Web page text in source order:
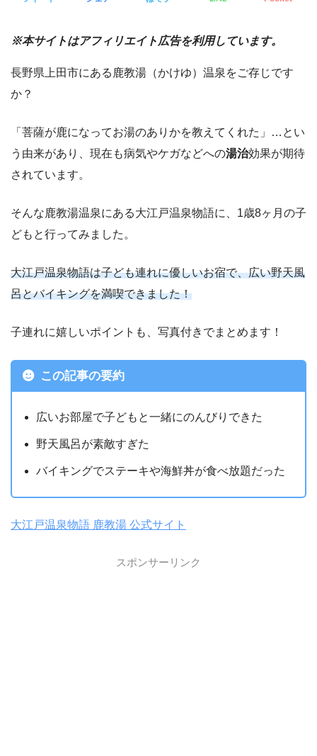
※本サイトはアフィリエイト広告を利用しています。
長野県上田市にある鹿教湯（かけゆ）温泉をご存じです
か？
「菩薩が鹿になってお湯のありかを教えてくれた」…とい
う由来があり、現在も病気やケガなどへの湯治効果が期待
されています。
そんな鹿教湯温泉にある大江戸温泉物語に、1歳8ヶ月の子
どもと行ってみました。
大江戸温泉物語は子ども連れに優しいお宿で、広い野天風
呂とバイキングを満喫できました！
子連れに嬉しいポイントも、写真付きでまとめます！
この記事の要約
広いお部屋で子どもと一緒にのんびりできた
野天風呂が素敵すぎた
バイキングでステーキや海鮮丼が食べ放題だった
大江戸温泉物語 鹿教湯 公式サイト
スポンサーリンク